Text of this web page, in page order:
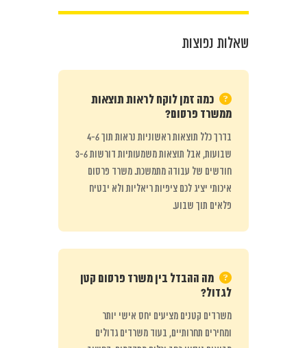
שאלות נפוצות
כמה זמן לוקח לראות תוצאות
ממשרד פרסום?
בדרך כלל תוצאות ראשוניות נראות תוך 4-6
שבועות, אבל תוצאות משמעותיות דורשות 3-6
חודשים של עבודה מתמשכת. משרד פרסום
איכותי יציג לכם ציפיות ריאליות ולא יבטיח
פלאים תוך שבוע.
מה ההבדל בין משרד פרסום קטן
לגדול?
משרדים קטנים מציעים יחס אישי יותר
ומחירים תחרותיים, בעוד משרדים גדולים